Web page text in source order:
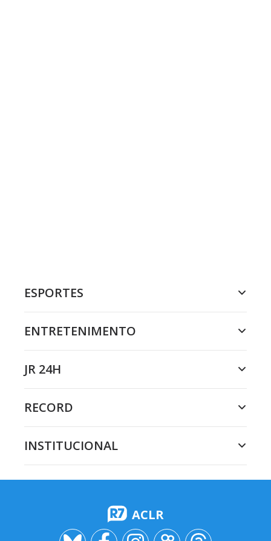
ESPORTES
ENTRETENIMENTO
JR 24H
RECORD
INSTITUCIONAL
ACLR